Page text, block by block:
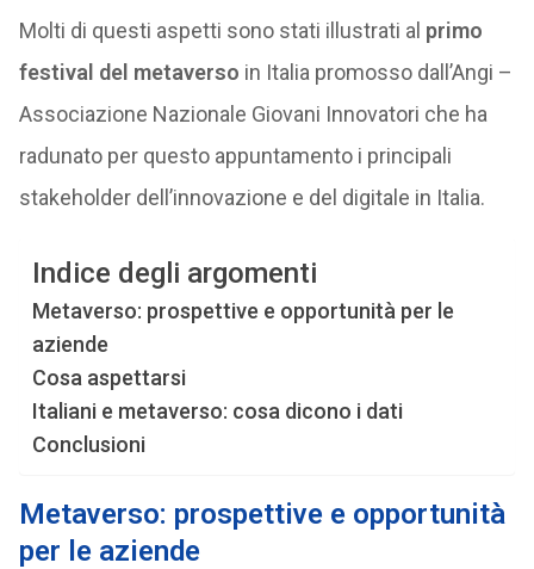
Molti di questi aspetti sono stati illustrati al primo
festival del metaverso in Italia promosso dall’Angi –
Associazione Nazionale Giovani Innovatori che ha
radunato per questo appuntamento i principali
stakeholder dell’innovazione e del digitale in Italia.
Indice degli argomenti
Metaverso: prospettive e opportunità per le
aziende
Cosa aspettarsi
Italiani e metaverso: cosa dicono i dati
Conclusioni
Metaverso: prospettive e opportunità
per le aziende